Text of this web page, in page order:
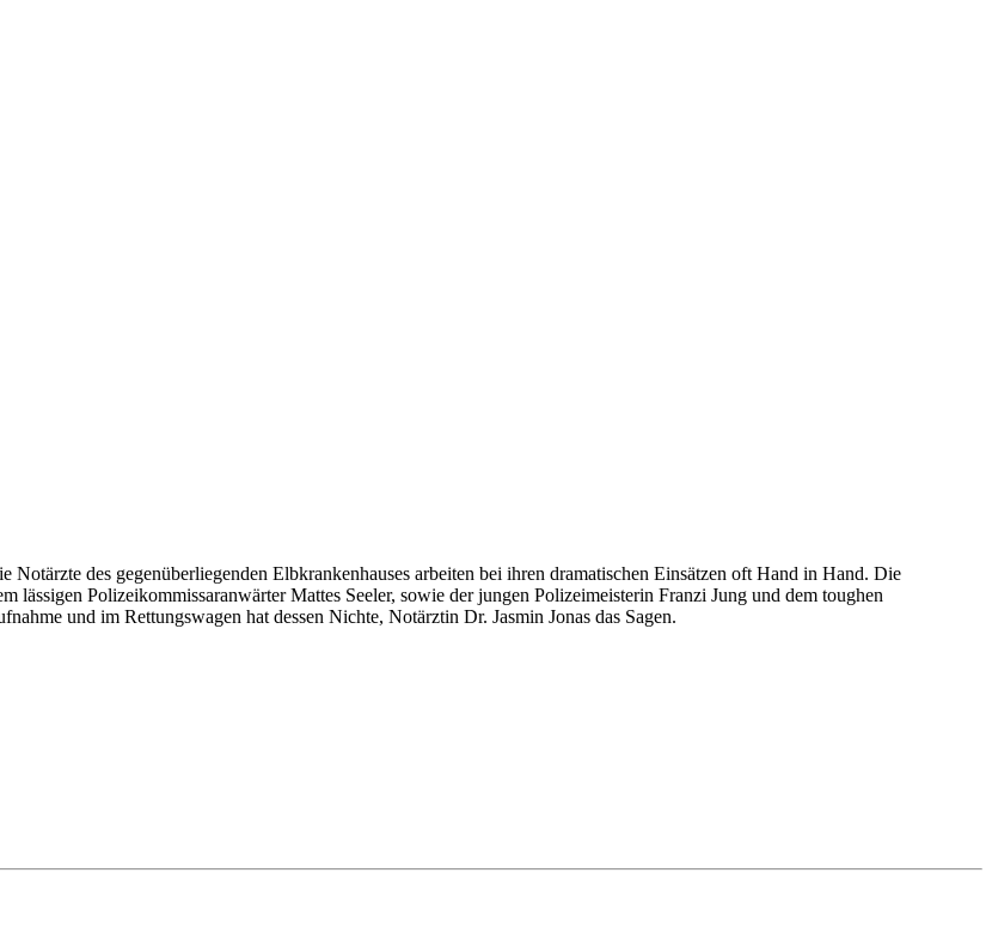
des gegenüberliegenden Elbkrankenhauses arbeiten bei ihren dramatischen Einsätzen oft Hand in Hand. Die
lässigen Polizeikommissaranwärter Mattes Seeler, sowie der jungen Polizeimeisterin Franzi Jung und dem toughen
und im Rettungswagen hat dessen Nichte, Notärztin Dr. Jasmin Jonas das Sagen.